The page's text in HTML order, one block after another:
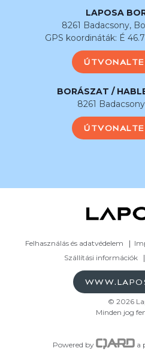
LAPOSA
8261 Badacsony,
GPS koordináták: É
BORÁSZAT /
8261
Felhasználás és adatvédelem
Szállítási információk
© 2026
Minden jog
Powered by a